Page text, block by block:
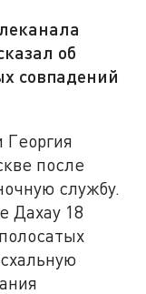
об
совпадений
Георгия
после
службу.
Дахау 18